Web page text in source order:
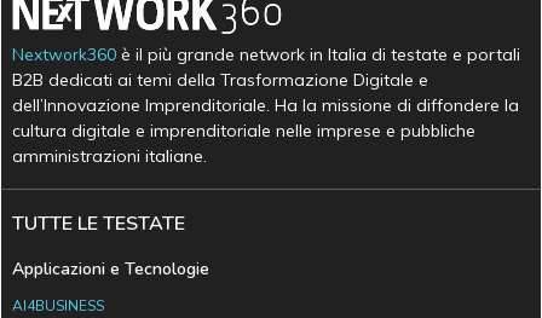
Nextwork360 è il più grande network in Italia di testate e portali
B2B dedicati ai temi della Trasformazione Digitale e
dell’Innovazione Imprenditoriale. Ha la missione di diffondere la
cultura digitale e imprenditoriale nelle imprese e pubbliche
amministrazioni italiane.
TUTTE LE TESTATE
Applicazioni e Tecnologie
AI4BUSINESS